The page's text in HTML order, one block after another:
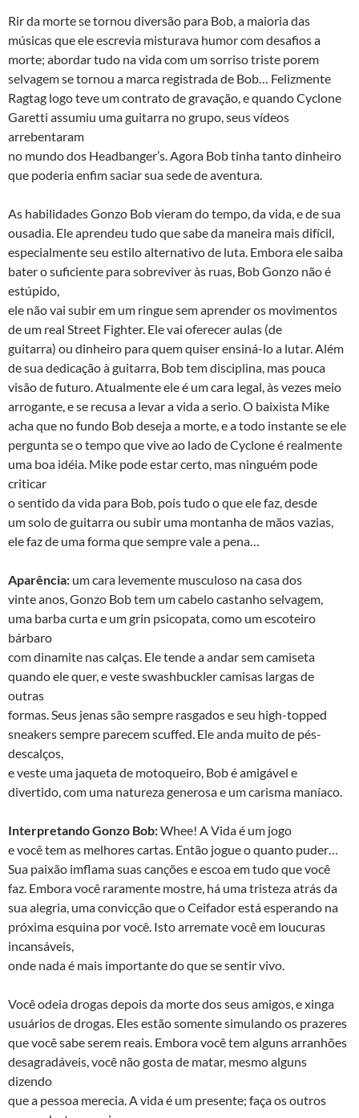
Rir da morte se tornou diversão para Bob, a maioria das
músicas que ele escrevia misturava humor com desafios a
morte; abordar tudo na vida com um sorriso triste porem
selvagem se tornou a marca registrada de Bob… Felizmente
Ragtag logo teve um contrato de gravação, e quando Cyclone
Garetti assumiu uma guitarra no grupo, seus vídeos
arrebentaram
no mundo dos Headbanger’s. Agora Bob tinha tanto dinheiro
que poderia enfim saciar sua sede de aventura.
As habilidades Gonzo Bob vieram do tempo, da vida, e de sua
ousadia. Ele aprendeu tudo que sabe da maneira mais difícil,
especialmente seu estilo alternativo de luta. Embora ele saiba
bater o suficiente para sobreviver às ruas, Bob Gonzo não é
estúpido,
ele não vai subir em um ringue sem aprender os movimentos
de um real Street Fighter. Ele vai oferecer aulas (de
guitarra) ou dinheiro para quem quiser ensiná-lo a lutar. Além
de sua dedicação à guitarra, Bob tem disciplina, mas pouca
visão de futuro. Atualmente ele é um cara legal, às vezes meio
arrogante, e se recusa a levar a vida a serio. O baixista Mike
acha que no fundo Bob deseja a morte, e a todo instante se ele
pergunta se o tempo que vive ao lado de Cyclone é realmente
uma boa idéia. Mike pode estar certo, mas ninguém pode
criticar
o sentido da vida para Bob, pois tudo o que ele faz, desde
um solo de guitarra ou subir uma montanha de mãos vazias,
ele faz de uma forma que sempre vale a pena…
Aparência: um cara levemente musculoso na casa dos
vinte anos, Gonzo Bob tem um cabelo castanho selvagem,
uma barba curta e um grin psicopata, como um escoteiro
bárbaro
com dinamite nas calças. Ele tende a andar sem camiseta
quando ele quer, e veste swashbuckler camisas largas de
outras
formas. Seus jenas são sempre rasgados e seu high-topped
sneakers sempre parecem scuffed. Ele anda muito de pés-
descalços,
e veste uma jaqueta de motoqueiro, Bob é amigável e
divertido, com uma natureza generosa e um carisma maníaco.
Interpretando Gonzo Bob:Whee! A Vida é um jogo
e você tem as melhores cartas. Então jogue o quanto puder…
Sua paixão imflama suas canções e escoa em tudo que você
faz. Embora você raramente mostre, há uma tristeza atrás da
sua alegria, uma convicção que o Ceifador está esperando na
próxima esquina por você. Isto arremate você em loucuras
incansáveis,
onde nada é mais importante do que se sentir vivo.
Você odeia drogas depois da morte dos seus amigos, e xinga
usuários de drogas. Eles estão somente simulando os prazeres
que você sabe serem reais. Embora você tem alguns arranhões
desagradáveis, você não gosta de matar, mesmo alguns
dizendo
que a pessoa merecia. A vida é um presente; faça os outros